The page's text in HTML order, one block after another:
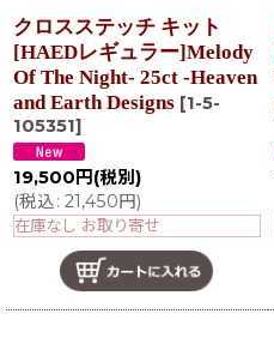
クロスステッチ キット
[HAEDレギュラー]Melody
Of The Night- 25ct -Heaven
and Earth Designs [1-5-
105351]
19,500 円 (税別)
(税込: 21,450円)
在庫なし お取り寄せ